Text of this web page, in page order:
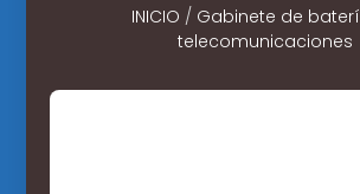
INICIO / Gabinete de
telecomunicaciones